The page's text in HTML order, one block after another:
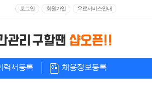
로그인 회원가입 유료서비스안내
력서등록 채용정보등록